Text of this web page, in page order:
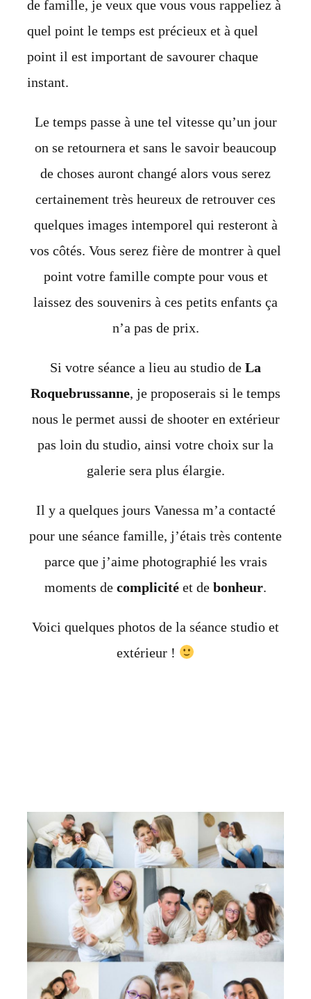
de famille, je veux que vous vous rappeliez à
quel point le temps est précieux et à quel
point il est important de savourer chaque
instant.
Le temps passe à une tel vitesse qu’un jour
on se retournera et sans le savoir beaucoup
de choses auront changé alors vous serez
certainement très heureux de retrouver ces
quelques images intemporel qui resteront à
vos côtés. Vous serez fière de montrer à quel
point votre famille compte pour vous et
laissez des souvenirs à ces petits enfants ça
n’a pas de prix.
Si votre séance a lieu au studio de La
Roquebrussanne, je proposerais si le temps
nous le permet aussi de shooter en extérieur
pas loin du studio, ainsi votre choix sur la
galerie sera plus élargie.
Il y a quelques jours Vanessa m’a contacté
pour une séance famille, j’étais très contente
parce que j’aime photographié les vrais
moments de complicité et de bonheur.
Voici quelques photos de la séance studio et
extérieur !